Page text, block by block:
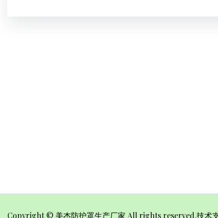
Copyright © 美杰防护罩生产厂家 All rights reserved.技术